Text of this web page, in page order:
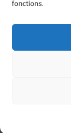
fonctions.